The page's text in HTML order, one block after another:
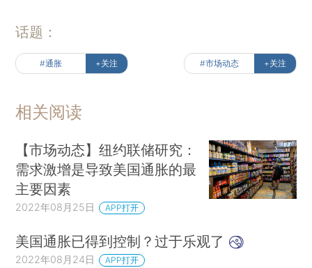
话题：
#通胀 +关注 #市场动态 +关注
相关阅读
【市场动态】纽约联储研究：
需求激增是导致美国通胀的最
主要因素
2022年08月25日 APP打开
美国通胀已得到控制？过于乐观了
2022年08月24日 APP打开